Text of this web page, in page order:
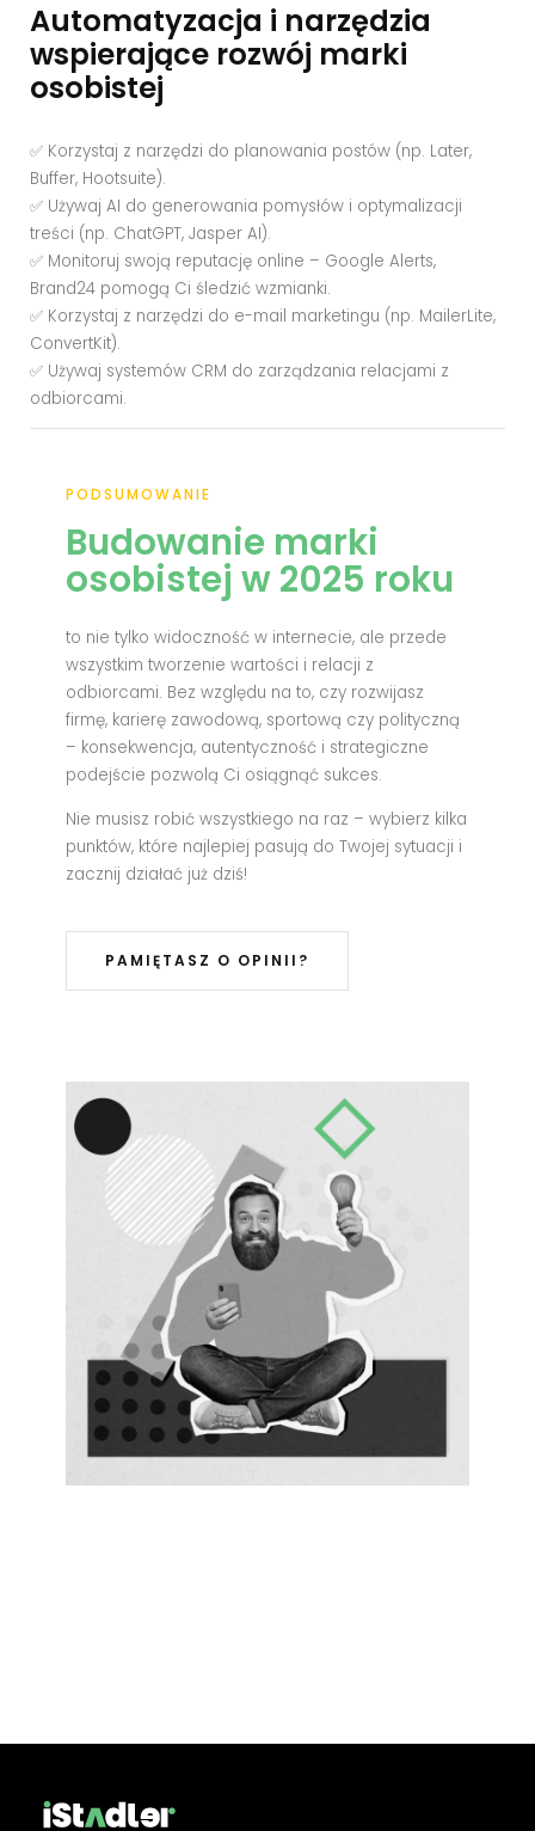
Automatyzacja i narzędzia
wspierające rozwój marki
osobistej
✅ Korzystaj z narzędzi do planowania postów (np. Later,
Buffer, Hootsuite).
✅ Używaj AI do generowania pomysłów i optymalizacji
treści (np. ChatGPT, Jasper AI).
✅ Monitoruj swoją reputację online – Google Alerts,
Brand24 pomogą Ci śledzić wzmianki.
✅ Korzystaj z narzędzi do e-mail marketingu (np. MailerLite,
ConvertKit).
✅ Używaj systemów CRM do zarządzania relacjami z
odbiorcami.
PODSUMOWANIE
Budowanie marki
osobistej w 2025 roku
to nie tylko widoczność w internecie, ale przede
wszystkim tworzenie wartości i relacji z
odbiorcami. Bez względu na to, czy rozwijasz
firmę, karierę zawodową, sportową czy polityczną
– konsekwencja, autentyczność i strategiczne
podejście pozwolą Ci osiągnąć sukces.
Nie musisz robić wszystkiego na raz – wybierz kilka
punktów, które najlepiej pasują do Twojej sytuacji i
zacznij działać już dziś!
PAMIĘTASZ O OPINII?